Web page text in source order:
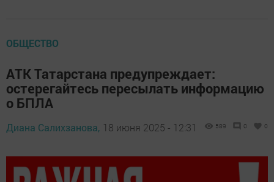
ОБЩЕСТВО
АТК Татарстана предупреждает:
остерегайтесь пересылать информацию
о БПЛА
Диана Салихзанова, 18 июня 2025 - 12:31 589 0 0